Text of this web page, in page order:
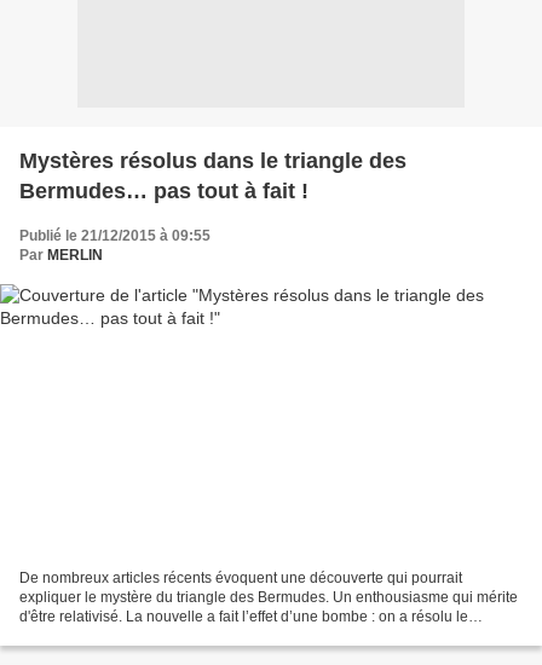
Mystères résolus dans le triangle des
Bermudes… pas tout à fait !
Publié le 21/12/2015 à 09:55
Par MERLIN
De nombreux articles récents évoquent une découverte qui pourrait
expliquer le mystère du triangle des Bermudes. Un enthousiasme qui mérite
d'être relativisé. La nouvelle a fait l’effet d’une bombe : on a résolu le